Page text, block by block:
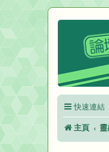
快速連結
主頁